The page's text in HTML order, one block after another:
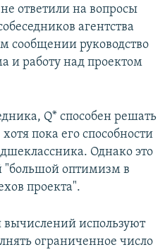
ответили на вопросы
агентства
сообщении руководство
и работу над проектом
Q* способен решать
пока его способности
Однако это
"большой оптимизм в
проекта".
используют
ограниченное число